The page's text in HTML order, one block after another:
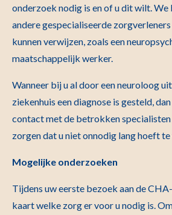
onderzoek nodig is en of u dit wilt.
andere gespecialiseerde
kunnen verwijzen, zoals een
maatschappelijk werker.
Wanneer bij u al door een neuroloog
ziekenhuis een diagnose is gesteld,
contact met de betrokken specialisten
zorgen dat u niet onnodig lang hoeft
Mogelijke onderzoeken
Tijdens uw eerste bezoek aan de
kaart welke zorg er voor u nodig is.